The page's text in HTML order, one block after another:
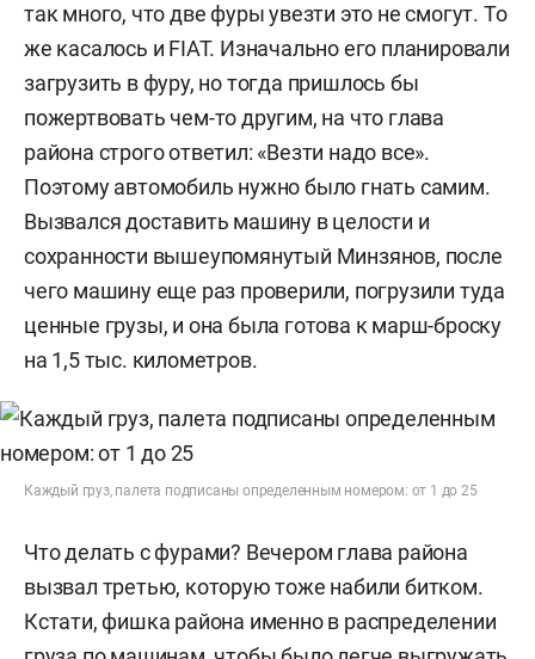
так много, что две фуры увезти это не смогут. То
же касалось и FIAT. Изначально его планировали
загрузить в фуру, но тогда пришлось бы
пожертвовать чем-то другим, на что глава
района строго ответил: «Везти надо все».
Поэтому автомобиль нужно было гнать самим.
Вызвался доставить машину в целости и
сохранности вышеупомянутый Минзянов, после
чего машину еще раз проверили, погрузили туда
ценные грузы, и она была готова к марш-броску
на 1,5 тыс. километров.
Каждый груз, палета подписаны определенным номером: от 1 до 25
Что делать с фурами? Вечером глава района
вызвал третью, которую тоже набили битком.
Кстати, фишка района именно в распределении